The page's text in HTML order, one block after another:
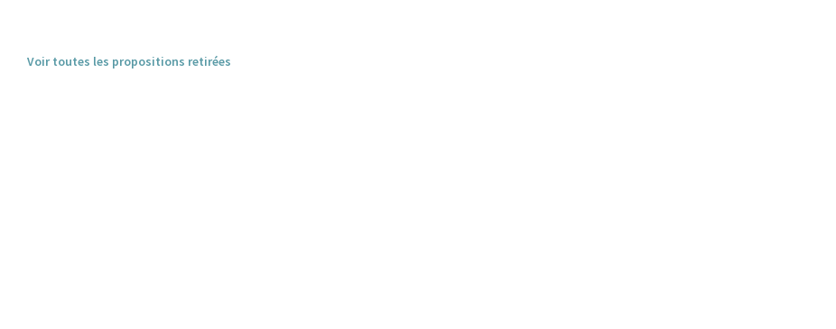
Voir toutes les propositions retirées